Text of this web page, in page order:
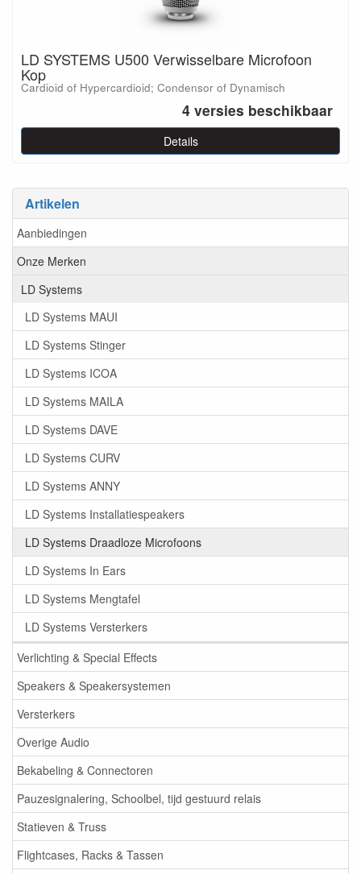
Artikelen
Aanbiedingen
Onze Merken
LD Systems
LD Systems MAUI
LD Systems Stinger
LD Systems ICOA
LD Systems MAILA
LD Systems DAVE
LD Systems CURV
LD Systems ANNY
LD Systems Installatiespeakers
LD Systems Draadloze Microfoons
LD Systems In Ears
LD Systems Mengtafel
LD Systems Versterkers
Verlichting & Special Effects
Speakers & Speakersystemen
Versterkers
Overige Audio
Bekabeling & Connectoren
Pauzesignalering, Schoolbel, tijd gestuurd relais
Statieven & Truss
Flightcases, Racks & Tassen
LD SYSTEMS U500 Verwisselbare Microfoon
Kop
Cardioid of Hypercardioid; Condensor of Dynamisch
4 versies beschikbaar
Details